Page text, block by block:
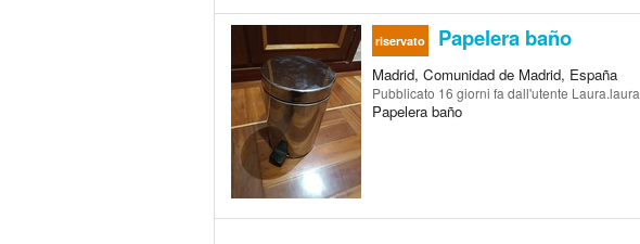
riservato Papelera baño
Madrid, Comunidad de Madrid, España
Pubblicato 16 giorni fa dall'utente Laura.laura
Papelera baño